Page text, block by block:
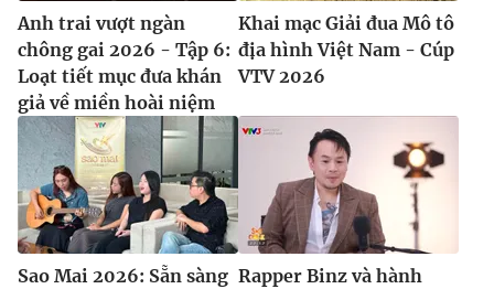
Anh trai vượt ngàn
chông gai 2026 - Tập 6:
Loạt tiết mục đưa khán
giả về miền hoài niệm
Khai mạc Giải đua Mô tô
địa hình Việt Nam - Cúp
VTV 2026
Sao Mai 2026: Sẵn sàng Rapper Binz và hành